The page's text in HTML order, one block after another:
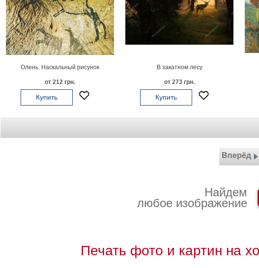
Олень. Наскальный рисунок
от 212 грн.
Купить
В закатном лесу
от 273 грн.
Купить
Вперёд
Найдем
любое изображение
Печать фото и картин на